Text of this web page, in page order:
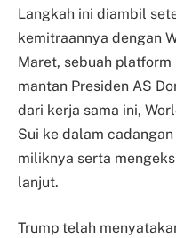
Langkah ini diambil
kemitraannya dengan
Maret, sebuah
mantan Presiden AS
dari kerja sama ini,
Sui ke dalam
miliknya serta
lanjut.
Trump telah